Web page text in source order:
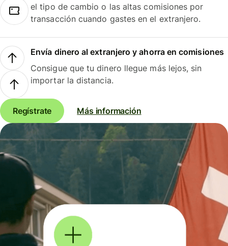
el tipo de cambio o las altas comisiones por
transacción cuando gastes en el extranjero.
Envía dinero al extranjero y ahorra en comisiones
Consigue que tu dinero llegue más lejos, sin
importar la distancia.
Regístrate Más información